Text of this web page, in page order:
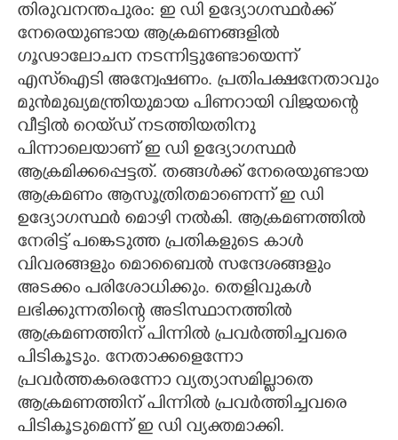
ZOOM
CONTACT US
തിരുവനന്തപുരം: ഇ ഡി ഉദ്യോഗസ്ഥർക്ക്
നേരെയുണ്ടായ ആക്രമണങ്ങളിൽ
ഗൂഢാലോചന നടന്നിട്ടുണ്ടോയെന്ന്
എസ്ഐടി അന്വേഷണം. പ്രതിപക്ഷനേതാവും
മുൻമുഖ്യമന്ത്രിയുമായ പിണറായി വിജയന്റെ
വീട്ടിൽ റെയ്‌ഡ് നടത്തിയതിനു
പിന്നാലെയാണ് ഇ ഡി ഉദ്യോഗസ്ഥർ
ആക്രമിക്കപ്പെട്ടത്. തങ്ങൾക്ക് നേരെയുണ്ടായ
ആക്രമണം ആസൂത്രിതമാണെന്ന് ഇ ഡി
ഉദ്യോഗസ്ഥർ മൊഴി നൽകി. ആക്രമണത്തിൽ
നേരിട്ട് പങ്കെടുത്ത പ്രതികളുടെ കാൾ
വിവരങ്ങളും മൊബൈൽ സന്ദേശങ്ങളും
അടക്കം പരിശോധിക്കും. തെളിവുകൾ
ലഭിക്കുന്നതിന്റെ അടിസ്ഥാനത്തിൽ
ആക്രമണത്തിന് പിന്നിൽ പ്രവർത്തിച്ചവരെ
പിടികൂടും. നേതാക്കളെന്നോ
പ്രവർത്തകരെന്നോ വ്യത്യാസമില്ലാതെ
ആക്രമണത്തിന് പിന്നിൽ പ്രവർത്തിച്ചവരെ
പിടികൂടുമെന്ന് ഇ ഡി വ്യക്തമാക്കി.